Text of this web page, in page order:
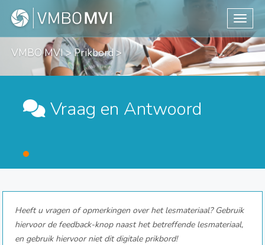
VMBO MVI>Prikbord>
Vraag en Antwoord
Heeft u vragen of opmerkingen over het lesmateriaal? Gebruik
hiervoor de feedback-knop naast het betreffende lesmateriaal,
en gebruik hiervoor niet dit digitale prikbord!